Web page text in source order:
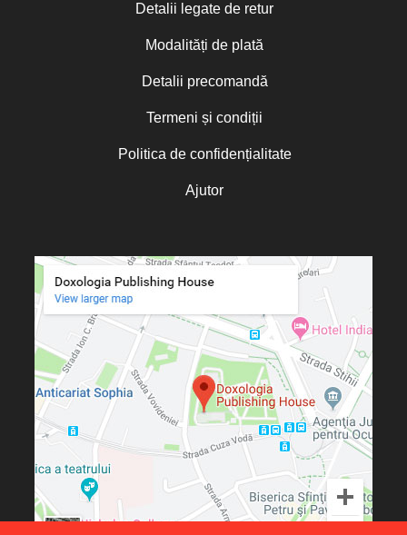
Detalii legate de retur
Modalități de plată
Detalii precomandă
Termeni și condiții
Politica de confidențialitate
Ajutor